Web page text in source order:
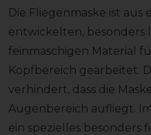
Die Fliegenmaske ist aus
entwickelten, besonders
feinmaschigen Material
Kopfbereich gearbeitet.
verhindert, dass die
Augenbereich aufliegt.
ein spezielles besonders